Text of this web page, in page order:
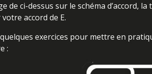
de ci-dessus sur le schéma
accord de E.
exercices pour mettre en
: